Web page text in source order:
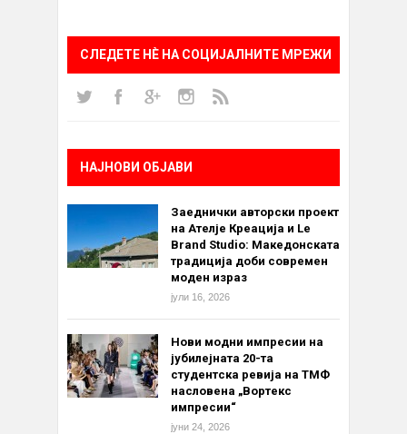
СЛЕДЕТЕ НÈ НА СОЦИЈАЛНИТЕ МРЕЖИ
НАЈНОВИ ОБЈАВИ
Заеднички авторски проект
на Ателје Креација и Le
Brand Studio: Македонската
традиција доби современ
моден израз
јули 16, 2026
Нови модни импресии на
јубилејната 20-та
студентска ревија на ТМФ
насловена „Вортекс
импресии“
јуни 24, 2026